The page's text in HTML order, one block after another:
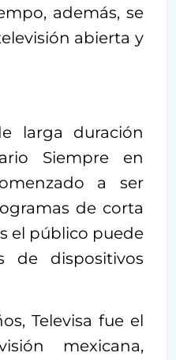
además, se
abierta y
larga duración
Siempre en
a ser
de corta
el público puede
de dispositivos
Televisa fue el
mexicana,